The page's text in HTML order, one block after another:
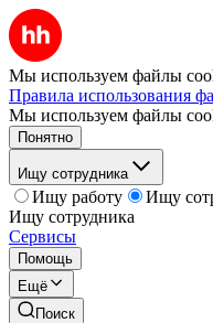
Мы используем файлы
Правила использования
Мы используем файлы
Понятно
Ищу сотрудника
Ищу работу
Ищу
Ищу сотрудника
Сервисы
Помощь
Ещё
Поиск